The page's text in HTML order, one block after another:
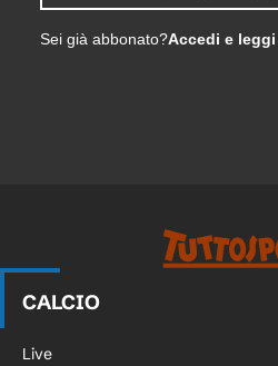
Sei già abbonato?Accedi e leggi
CALCIO
Live